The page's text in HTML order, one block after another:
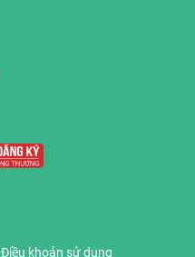
Điều khoản sử dụng